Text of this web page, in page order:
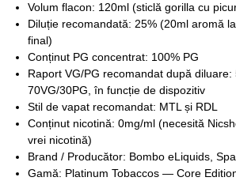
Volum flacon: 120ml (sticlă gorilla cu
Diluție recomandată: 25% (20ml aromă
final)
Conținut PG concentrat: 100% PG
Raport VG/PG recomandat după diluare:
70VG/30PG, în funcție de dispozitiv​
Stil de vapat recomandat: MTL și RDL
Conținut nicotină: 0mg/ml (necesită
vrei nicotină)
Brand / Producător: Bombo eLiquids,
Gamă: Platinum Tobaccos — Core